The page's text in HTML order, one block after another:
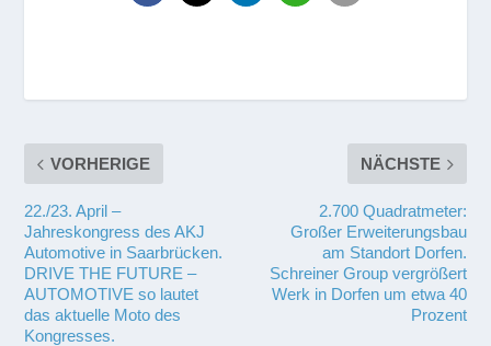
VORHERIGE
22./23. April –
Jahreskongress des AKJ
Automotive in Saarbrücken.
DRIVE THE FUTURE –
AUTOMOTIVE so lautet
das aktuelle Moto des
Kongresses.
NÄCHSTE
2.700 Quadratmeter:
Großer Erweiterungsbau
am Standort Dorfen.
Schreiner Group vergrößert
Werk in Dorfen um etwa 40
Prozent